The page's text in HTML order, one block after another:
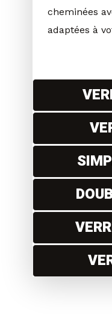
cheminées
adaptées à